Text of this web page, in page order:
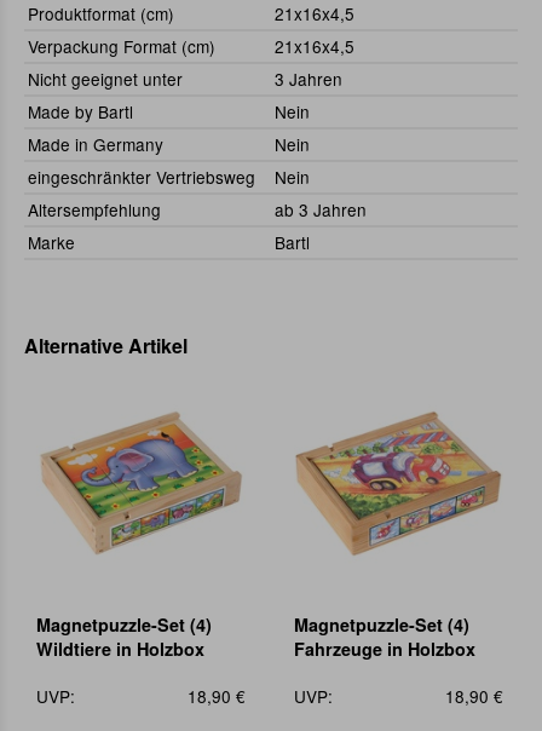
Produktformat (cm)
21x16x4,5
Verpackung Format (cm)
21x16x4,5
Nicht geeignet unter
3 Jahren
Made by Bartl
Nein
Made in Germany
Nein
eingeschränkter Vertriebsweg
Nein
Altersempfehlung
ab 3 Jahren
Marke
Bartl
Alternative Artikel
Magnetpuzzle-Set (4)
Wildtiere in Holzbox
UVP:
18,90 €
Magnetpuzzle-Set (4)
Fahrzeuge in Holzbox
UVP:
18,90 €